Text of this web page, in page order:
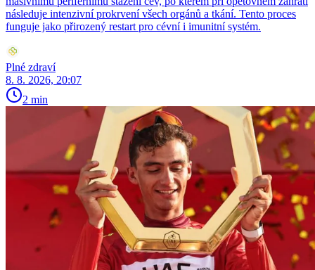
následuje intenzivní prokrvení všech orgánů a tkání. Tento proces
funguje jako přirozený restart pro cévní i imunitní systém.
Plné zdraví
8. 8. 2026, 20:07
2 min